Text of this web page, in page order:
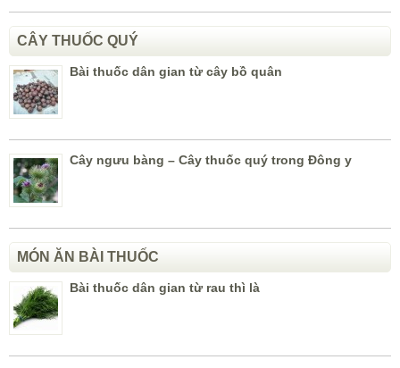
CÂY THUỐC QUÝ
Bài thuốc dân gian từ cây bồ quân
Cây ngưu bàng – Cây thuốc quý trong Đông y
MÓN ĂN BÀI THUỐC
Bài thuốc dân gian từ rau thì là